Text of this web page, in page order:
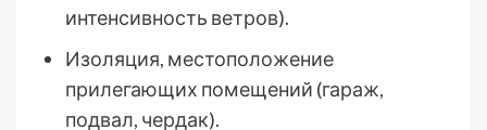
интенсивность ветров).
Изоляция, местоположение
прилегающих помещений (гараж,
подвал, чердак).